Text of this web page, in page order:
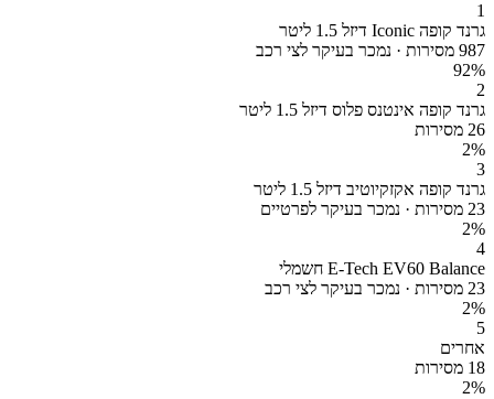
1
גרנד קופה Iconic דיזל 1.5 ליטר
987 מסירות · נמכר בעיקר לצי רכב
92%
2
גרנד קופה אינטנס פלוס דיזל 1.5 ליטר
26 מסירות
2%
3
גרנד קופה אקזקיוטיב דיזל 1.5 ליטר
23 מסירות · נמכר בעיקר לפרטיים
2%
4
E-Tech EV60 Balance חשמלי
23 מסירות · נמכר בעיקר לצי רכב
2%
5
אחרים
18 מסירות
2%